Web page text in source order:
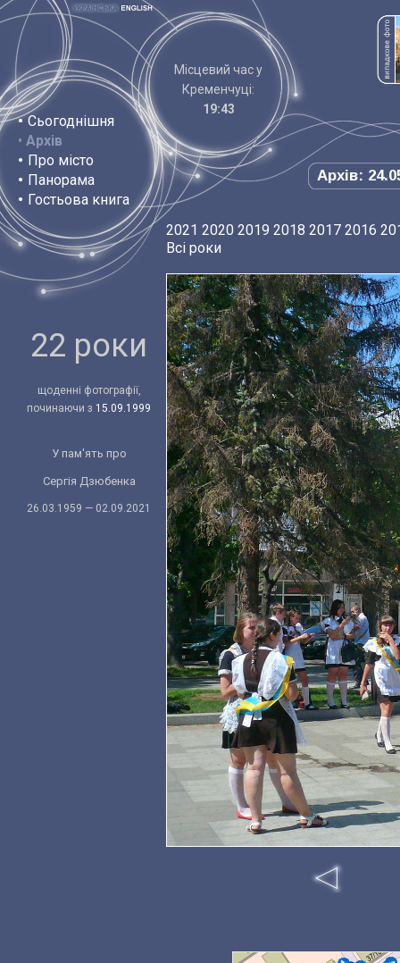
• Сьогоднішня
• Архів
• Про місто
• Панорама
• Гостьова книга
Місцевий час у
Кременчуці:
19:43
Архів:
22 роки
щоденні фотографії,
починаючи з 15.09.1999
У пам'ять про
Сергія Дзюбенка
26.03.1959 — 02.09.2021
2021 2020 2019 2018 2017 2016
Всі роки